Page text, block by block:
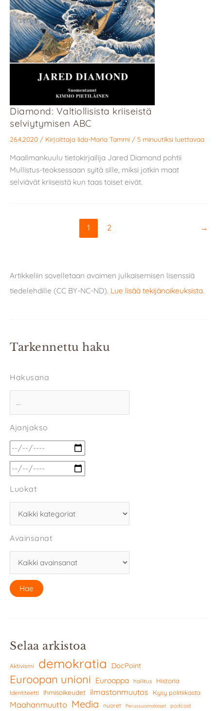
Diamond: Valtiollisista kriiseistä
selviytymisen ABC
26.4.2020 / Kirjoittaja Iida-Maria Tammi / 5 minuutiksi luettavaa
Maailmankuulu tietokirjailija Jared Diamond pohtii
Mullistus-teoksessaan syitä sille, miksi jotkin maat
selviävät kriiseistä kun taas toiset eivät.
1 2 →
Artikkeliin sovelletaan avoimen julkaisemisen lisenssiä
tiedelehdille (CC BY-NC-ND). Lue lisää tekijänoikeuksista.
Tarkennettu haku
Hakusana
Ajanjakso
Luokat
Avainsanat
Selaa arkistoa
Aktivismi demokratia DocPoint
Euroopan unioni Eurooppa hallitus Historia
Identiteetti Ihmisoikeudet ilmastonmuutos Kysy politiikasta
Maahanmuutto Media nuoret Perussuomalaiset podcast